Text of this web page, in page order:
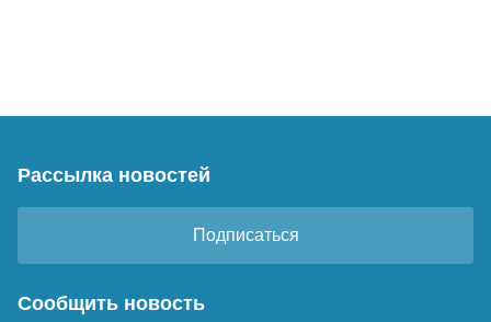
Рассылка новостей
Подписаться
Сообщить новость